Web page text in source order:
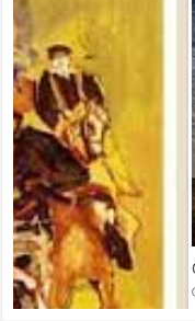
ÖDEV TESTİ 8
16/08/2020